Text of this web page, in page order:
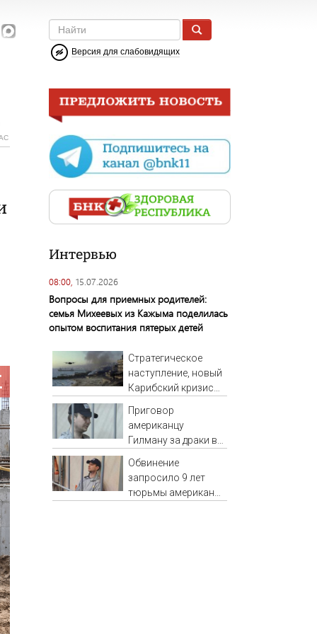
Версия для слабовидящих
Интервью
08:00, 15.07.2026
Вопросы для приемных родителей:
семья Михеевых из Кажыма поделилась
опытом воспитания пятерых детей
Стратегическое
наступление, новый
Карибский кризис
лидеров. Три пути
против терактов
Приговор
американцу
Гилману за драки в
потребовали
ужесточить -
Новости на Вести.ru
Обвинение
запросило 9 лет
тюрьмы американцу